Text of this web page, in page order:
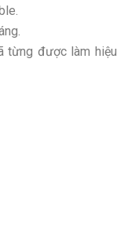
từng được làm hiệu